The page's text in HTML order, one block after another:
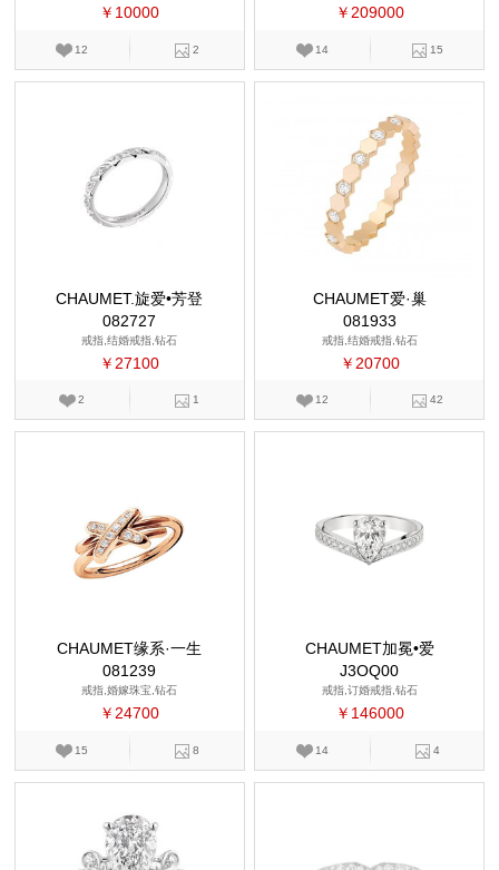
￥10000
12 2
￥209000
14 15
CHAUMET.旋爱•芳登
082727
戒指,结婚戒指,钻石
￥27100
2 1
CHAUMET爱·巢
081933
戒指,结婚戒指,钻石
￥20700
12 42
CHAUMET缘系·一生
081239
戒指,婚嫁珠宝,钻石
￥24700
15 8
CHAUMET加冕•爱
J3OQ00
戒指,订婚戒指,钻石
￥146000
14 4